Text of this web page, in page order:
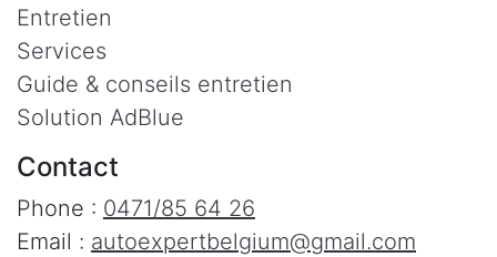
Entretien
Services
Guide & conseils entretien
Solution AdBlue
Contact
Phone : 0471/85 64 26
Email : autoexpertbelgium@gmail.com